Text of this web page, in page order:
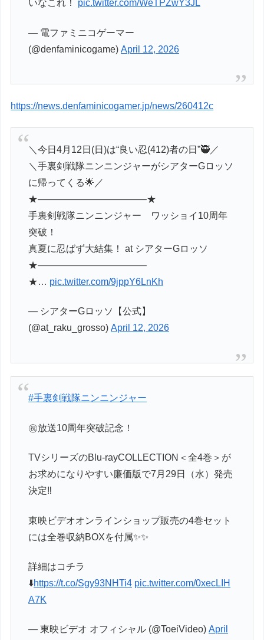
いなこれ！ pic.twitter.com/WeTPZwY3JL
— 電ファミニコゲーマー
(@denfaminicogame)April 12, 2026
https://news.denfaminicogamer.jp/news/260412c
＼今日4月12日(日)は“良い忍(412)者の日”🥷／
＼手裏剣戦隊ニンニンジャーがシアターGロッソ
に帰ってくる🌟／
★———————————–★
手裏剣戦隊ニンニンジャー ワッショイ10周年
突破！
真夏に忍ばず大結集！ at シアターGロッソ
★———————————–
★… pic.twitter.com/9jppY6LnKh
— シアターGロッソ【公式】
(@at_raku_grosso)April 12, 2026
#手裏剣戦隊ニンニンジャー
㊗放送10周年突破記念！
TVシリーズのBlu-rayCOLLECTION＜全4巻＞が
お求めになりやすい廉価版で7月29日（水）発売
決定‼️
東映ビデオオンラインショップ販売の4巻セット
には全巻収納BOXを付属✨✨
詳細はコチラ
⬇️https://t.co/Sgy93NHTi4 pic.twitter.com/0xecLIH
A7K
— 東映ビデオ オフィシャル (@ToeiVideo)April